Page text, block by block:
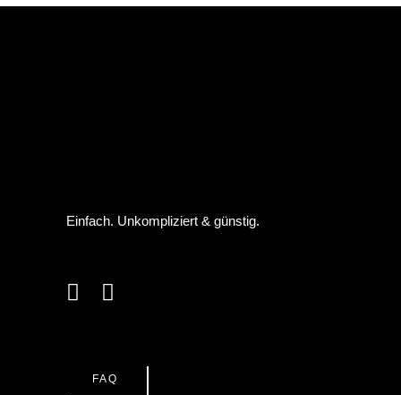
Einfach. Unkompliziert & günstig.
FAQ